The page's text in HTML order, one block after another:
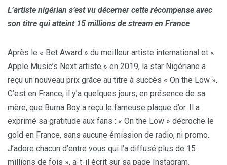
L’artiste nigérian s’est vu décerner cette récompense avec
son titre qui atteint 15 millions de stream en France
Après le « Bet Award » du meilleur artiste international et «
Apple Music’s Next artiste » en 2019, la star Nigériane a
reçu un nouveau prix grâce au titre à succès « On the Low ».
C’est en France, il y’a quelques jours, en présence de sa
mère, que Burna Boy a reçu le fameuse plaque d’or. Il a
exprimé sa gratitude aux fans : « On the Low » décroche le
gold en France, sans aucune émission de radio, ni promo.
J’adore chacun d’entre vous qui l’a diffusé plus de 15
millions de fois », a-t-il écrit sur sa page Instagram.